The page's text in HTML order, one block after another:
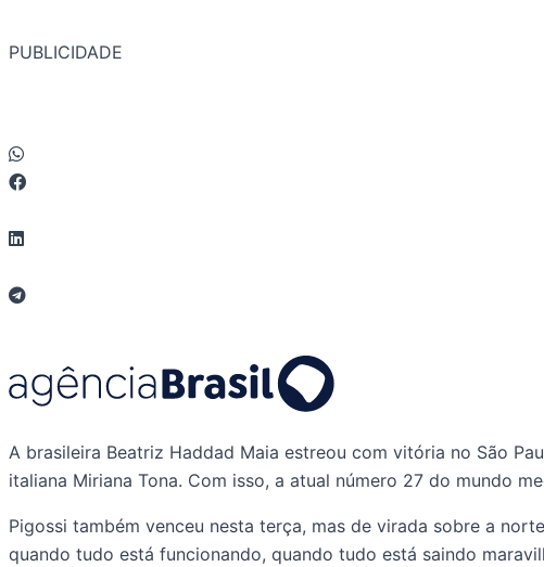
PUBLICIDADE
A brasileira Beatriz Haddad Maia estreou com vitória no São
italiana Miriana Tona. Com isso, a atual número 27 do mundo
Pigossi também venceu nesta terça, mas de virada sobre a
quando tudo está funcionando, quando tudo está saindo